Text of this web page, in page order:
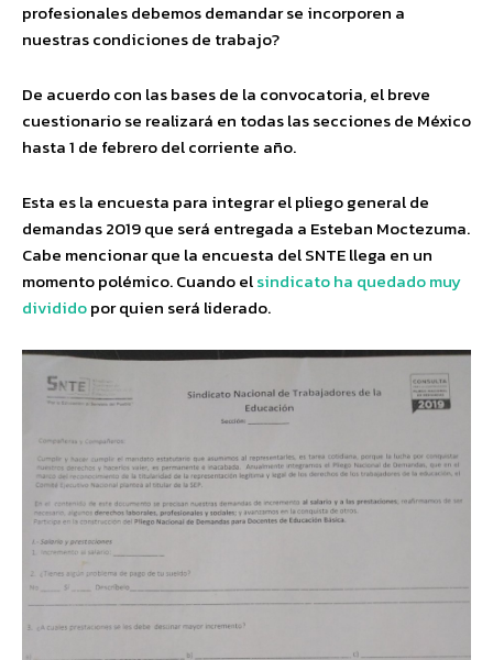
profesionales debemos demandar se incorporen a
nuestras condiciones de trabajo?
De acuerdo con las bases de la convocatoria, el breve
cuestionario se realizará en todas las secciones de México
hasta 1 de febrero del corriente año.
Esta es la encuesta para integrar el pliego general de
demandas 2019 que será entregada a Esteban Moctezuma.
Cabe mencionar que la encuesta del SNTE llega en un
momento polémico. Cuando elsindicato ha quedado muy
divididopor quien será liderado.